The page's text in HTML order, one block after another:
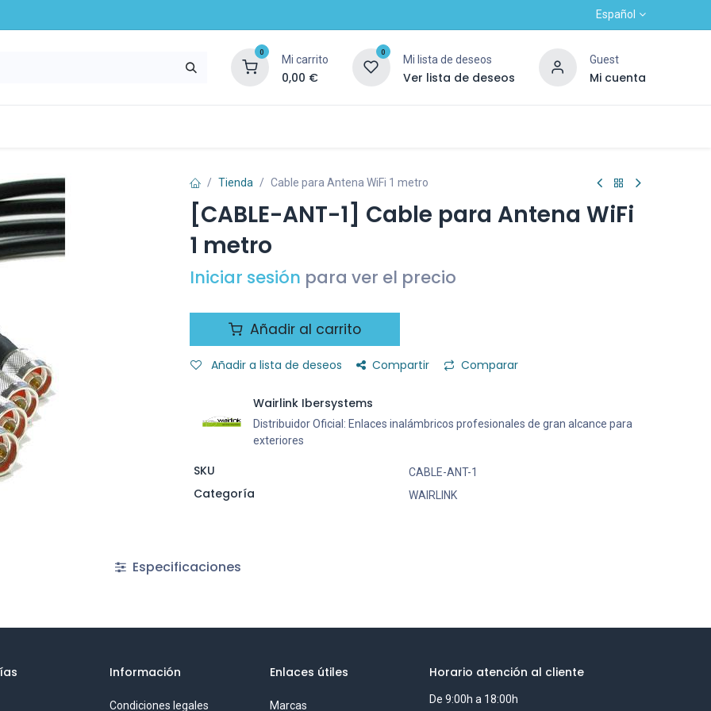
Español
0
Mi carrito
0,00 €
0
Mi lista de deseos
Ver lista de deseos
Guest
Mi cuenta
Tienda Cable para Antena WiFi 1 metro
[CABLE-ANT-1] Cable para Antena WiFi
1 metro
Iniciar sesión para ver el precio
Añadir al carrito
Añadir a lista de deseos Compartir Comparar
Wairlink Ibersystems
Distribuidor Oficial: Enlaces inalámbricos profesionales de gran alcance para
exteriores
SKU CABLE-ANT-1
Categoría WAIRLINK
Especificaciones
Información
Condiciones legales
Enlaces útiles
Marcas
Horario atención al cliente
De 9:00h a 18:00h